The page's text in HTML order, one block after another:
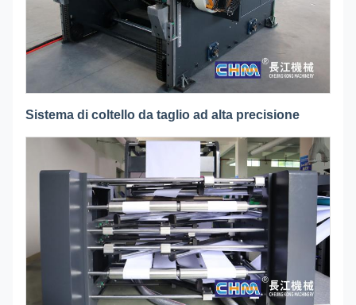
Sistema di coltello da taglio ad alta precisione